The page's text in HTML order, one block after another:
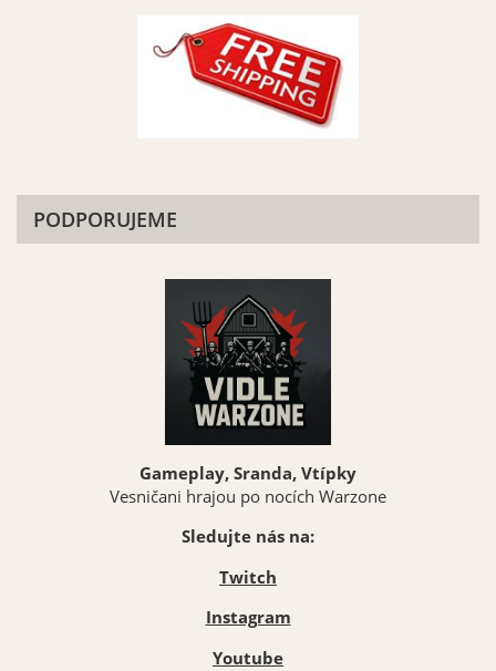
PODPORUJEME
Gameplay, Sranda, Vtípky
Vesničani hrajou po nocích Warzone
Sledujte nás na:
Twitch
Instagram
Youtube